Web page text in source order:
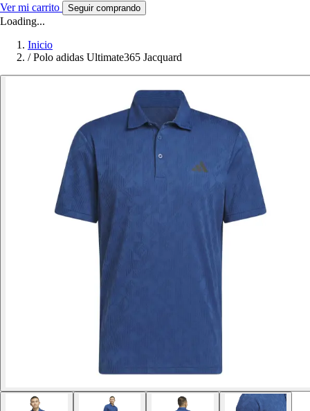
Ver mi carrito Seguir comprando
Loading...
Inicio
/ Polo adidas Ultimate365 Jacquard